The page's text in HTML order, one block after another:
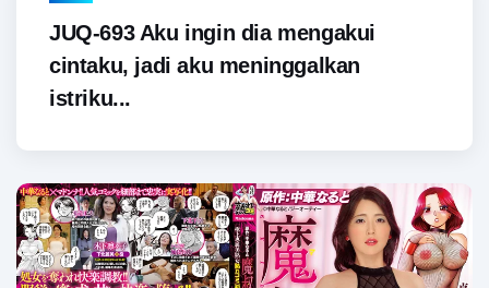
JUQ-693 Aku ingin dia mengakui
cintaku, jadi aku meninggalkan
istriku...